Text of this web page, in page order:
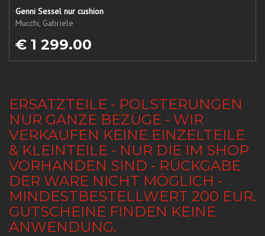
Genni Sessel nur cushion
Mucchi, Gabriele
€ 1 299.00
ERSATZTEILE - POLSTERUNGEN
NUR GANZE BEZÜGE - WIR
VERKAUFEN KEINE EINZELTEILE
& KLEINTEILE - NUR DIE IM SHOP
VORHANDEN SIND - RÜCKGABE
DER WARE NICHT MÖGLICH -
MINDESTBESTELLWERT 200 EUR.
GUTSCHEINE FINDEN KEINE
ANWENDUNG.